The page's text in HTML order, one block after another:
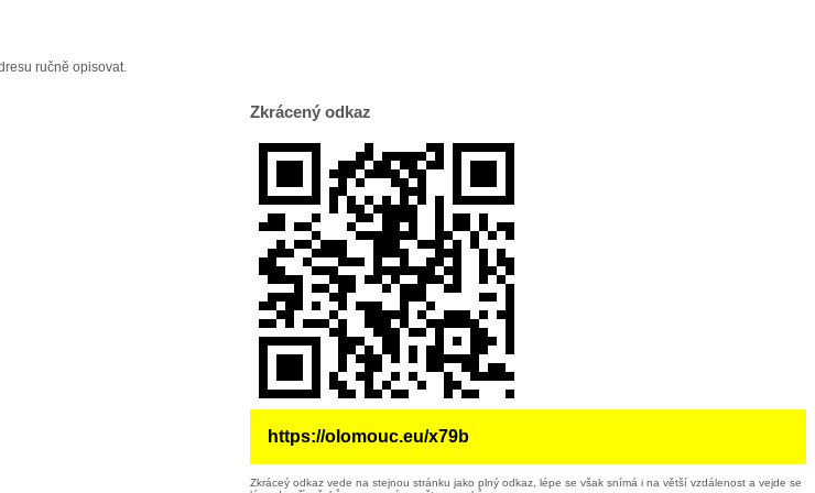
ručně opisovat.
Zkrácený odkaz
https://olomouc.eu/x79b
Zkráceý odkaz vede na stejnou stránku jako plný odkaz, lépe se však snímá i na větší vzdálenost a vejde se